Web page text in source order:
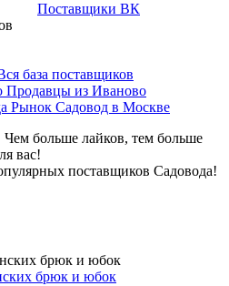
Поставщики ВК
база поставщиков
Продавцы из Иваново
Рынок Садовод в Москве
больше лайков, тем больше
вас!
поставщиков Садовода!
брюк и юбок